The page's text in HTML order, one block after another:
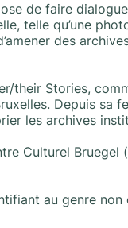
de faire
telle qu’une
des
their Stories,
Depuis sa
les archives
Culturel Bruegel
au genre non